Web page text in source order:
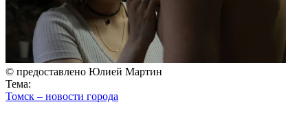
© предоставлено Юлией Мартин
Тема:
Томск – новости города